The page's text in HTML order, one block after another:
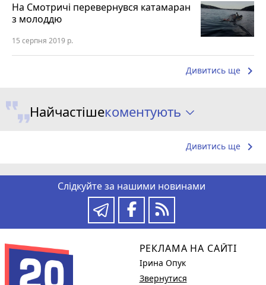
На Смотричі перевернувся катамаран
з молоддю
15 серпня 2019 р.
Дивитись ще keyboard_arrow_right
Найчастішекоментують
Дивитись ще keyboard_arrow_right
Слідкуйте за нашими новинами
РЕКЛАМА НА САЙТІ
Ірина Опук
Звернутися